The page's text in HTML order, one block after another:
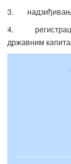
3.
4.
државним